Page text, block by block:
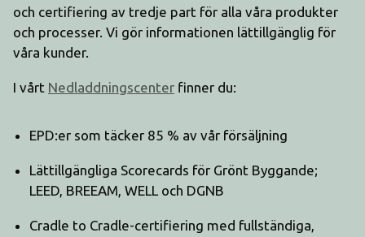
och certifiering av tredje part för alla våra produkter
och processer. Vi gör informationen lättillgänglig för
våra kunder.
I vårt Nedladdningscenter finner du:
EPD:er som täcker 85 % av vår försäljning
Lättillgängliga Scorecards för Grönt Byggande;
LEED, BREEAM, WELL och DGNB
Cradle to Cradle-certifiering med fullständiga,